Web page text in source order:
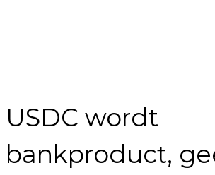
USDC wordt
bankproduct,